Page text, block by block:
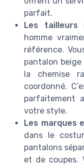
parfait.
Les tailleurs
homme
référence.
pantalon
la chemise
coordonné.
parfaitement
votre style.
Les marques
dans le
pantalons
et de coupes.